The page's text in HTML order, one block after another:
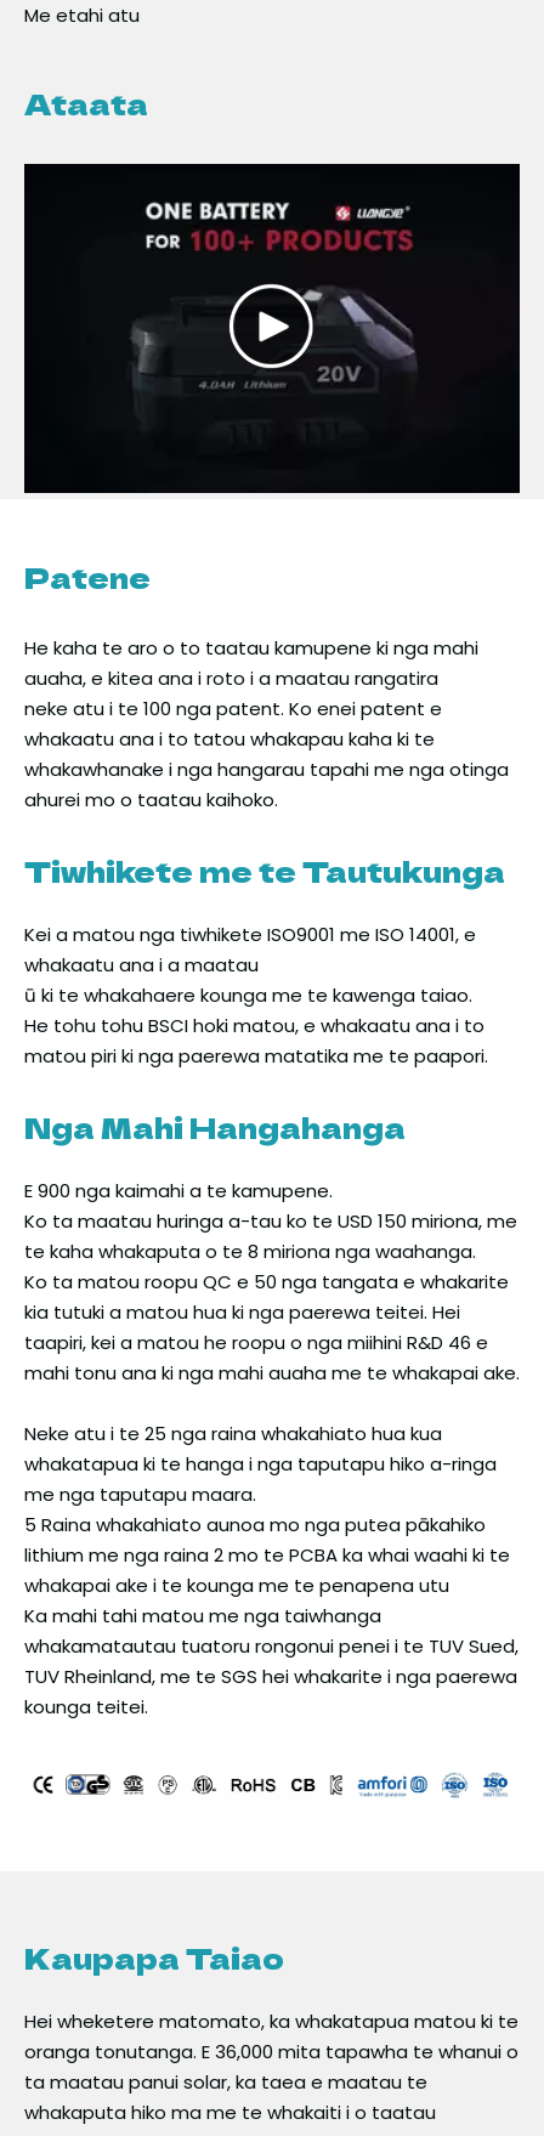
Me etahi atu
Ataata
Patene
He kaha te aro o to taatau kamupene ki nga mahi
auaha, e kitea ana i roto i a maatau rangatira
neke atu i te 100 nga patent. Ko enei patent e
whakaatu ana i to tatou whakapau kaha ki te
whakawhanake i nga hangarau tapahi me nga otinga
ahurei mo o taatau kaihoko.
Tiwhikete me te Tautukunga
Kei a matou nga tiwhikete ISO9001 me ISO 14001, e
whakaatu ana i a maatau
ū ki te whakahaere kounga me te kawenga taiao.
He tohu tohu BSCI hoki matou, e whakaatu ana i to
matou piri ki nga paerewa matatika me te paapori.
Nga Mahi Hangahanga
E 900 nga kaimahi a te kamupene.
Ko ta maatau huringa a-tau ko te USD 150 miriona, me
te kaha whakaputa o te 8 miriona nga waahanga.
Ko ta matou roopu QC e 50 nga tangata e whakarite
kia tutuki a matou hua ki nga paerewa teitei. Hei
taapiri, kei a matou he roopu o nga miihini R&D 46 e
mahi tonu ana ki nga mahi auaha me te whakapai ake.
Neke atu i te 25 nga raina whakahiato hua kua
whakatapua ki te hanga i nga taputapu hiko a-ringa
me nga taputapu maara.
5 Raina whakahiato aunoa mo nga putea pākahiko
lithium me nga raina 2 mo te PCBA ka whai waahi ki te
whakapai ake i te kounga me te penapena utu
Ka mahi tahi matou me nga taiwhanga
whakamatautau tuatoru rongonui penei i te TUV Sued,
TUV Rheinland, me te SGS hei whakarite i nga paerewa
kounga teitei.
Kaupapa Taiao
Hei wheketere matomato, ka whakatapua matou ki te
oranga tonutanga. E 36,000 mita tapawha te whanui o
ta maatau panui solar, ka taea e maatau te
whakaputa hiko ma me te whakaiti i o taatau